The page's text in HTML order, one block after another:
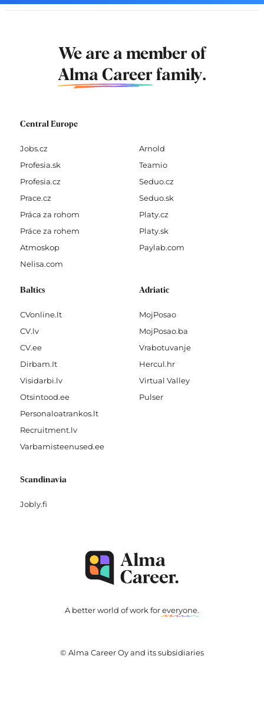
We are a member of
Alma Career family.
Central Europe
Jobs.cz
Profesia.sk
Profesia.cz
Prace.cz
Práca za rohom
Práce za rohem
Atmoskop
Nelisa.com
Arnold
Teamio
Seduo.cz
Seduo.sk
Platy.cz
Platy.sk
Paylab.com
Baltics
CVonline.lt
CV.lv
CV.ee
Dirbam.It
Visidarbi.lv
Otsintood.ee
Personaloatrankos.lt
Recruitment.lv
Varbamisteenused.ee
Adriatic
MojPosao
MojPosao.ba
Vrabotuvanje
Hercul.hr
Virtual Valley
Pulser
Scandinavia
Jobly.fi
A better world of work foreveryone.
© Alma Career Oy and its subsidiaries